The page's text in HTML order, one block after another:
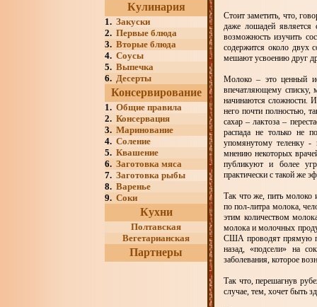
Кулинария
1. Закуски
2. Первые блюда
3. Вторые блюда
4. Соусы
5. Выпечка
6. Десерты
Консервирование
1. Общие правила
2. Консервация
3. Маринование
4. Соление
5. Квашение
6. Заготовка мяса
7. Заготовка рыбы
8. Варенье
9. Соки
Кухни
Полтавская
Вегетарианская
Партнеры
Стоит заметить, что,
даже лошадей
возможность изучить
содержится около двух
мешают усвоению друг
Молоко – это ценный
впечатляющему списку,
начинаются сложности.
него почти полностью,
сахар – лактоза –
распада не только не
упомянутому теленку -
мнению некоторых
публикуют и более
практически с такой же
Так что же, пить молоко
по пол-литра молока,
этим количеством
молока и молочных
США проводят прямую
назад, «подсели» на
заболевания, которое
Так что, перешагнув
случае, тем, хочет быть